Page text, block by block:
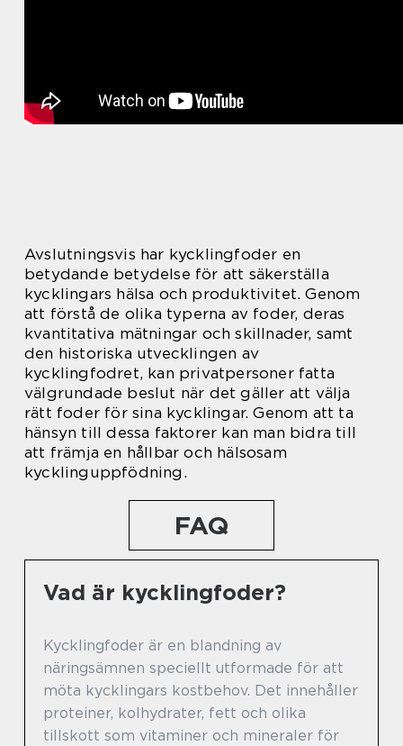
Avslutningsvis har kycklingfoder en
betydande betydelse för att säkerställa
kycklingars hälsa och produktivitet. Genom
att förstå de olika typerna av foder, deras
kvantitativa mätningar och skillnader, samt
den historiska utvecklingen av
kycklingfodret, kan privatpersoner fatta
välgrundade beslut när det gäller att välja
rätt foder för sina kycklingar. Genom att ta
hänsyn till dessa faktorer kan man bidra till
att främja en hållbar och hälsosam
kycklinguppfödning.
FAQ
Vad är kycklingfoder?
Kycklingfoder är en blandning av
näringsämnen speciellt utformade för att
möta kycklingars kostbehov. Det innehåller
proteiner, kolhydrater, fett och olika
tillskott som vitaminer och mineraler för